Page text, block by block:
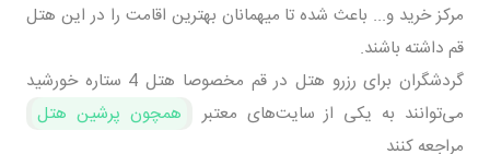
مرکز خرید و... باعث شده تا میهمانان بهترین اقامت را در این هتل
قم داشته باشند.
گردشگران برای رزرو هتل در قم مخصوصا هتل 4 ستاره خورشید
می‌توانند به یکی از سایت‌های معتبر
همچون پرشین هتل
مراجعه کنند